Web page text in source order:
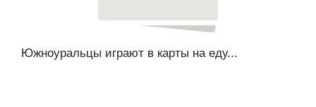
Южноуральцы играют в карты на еду...